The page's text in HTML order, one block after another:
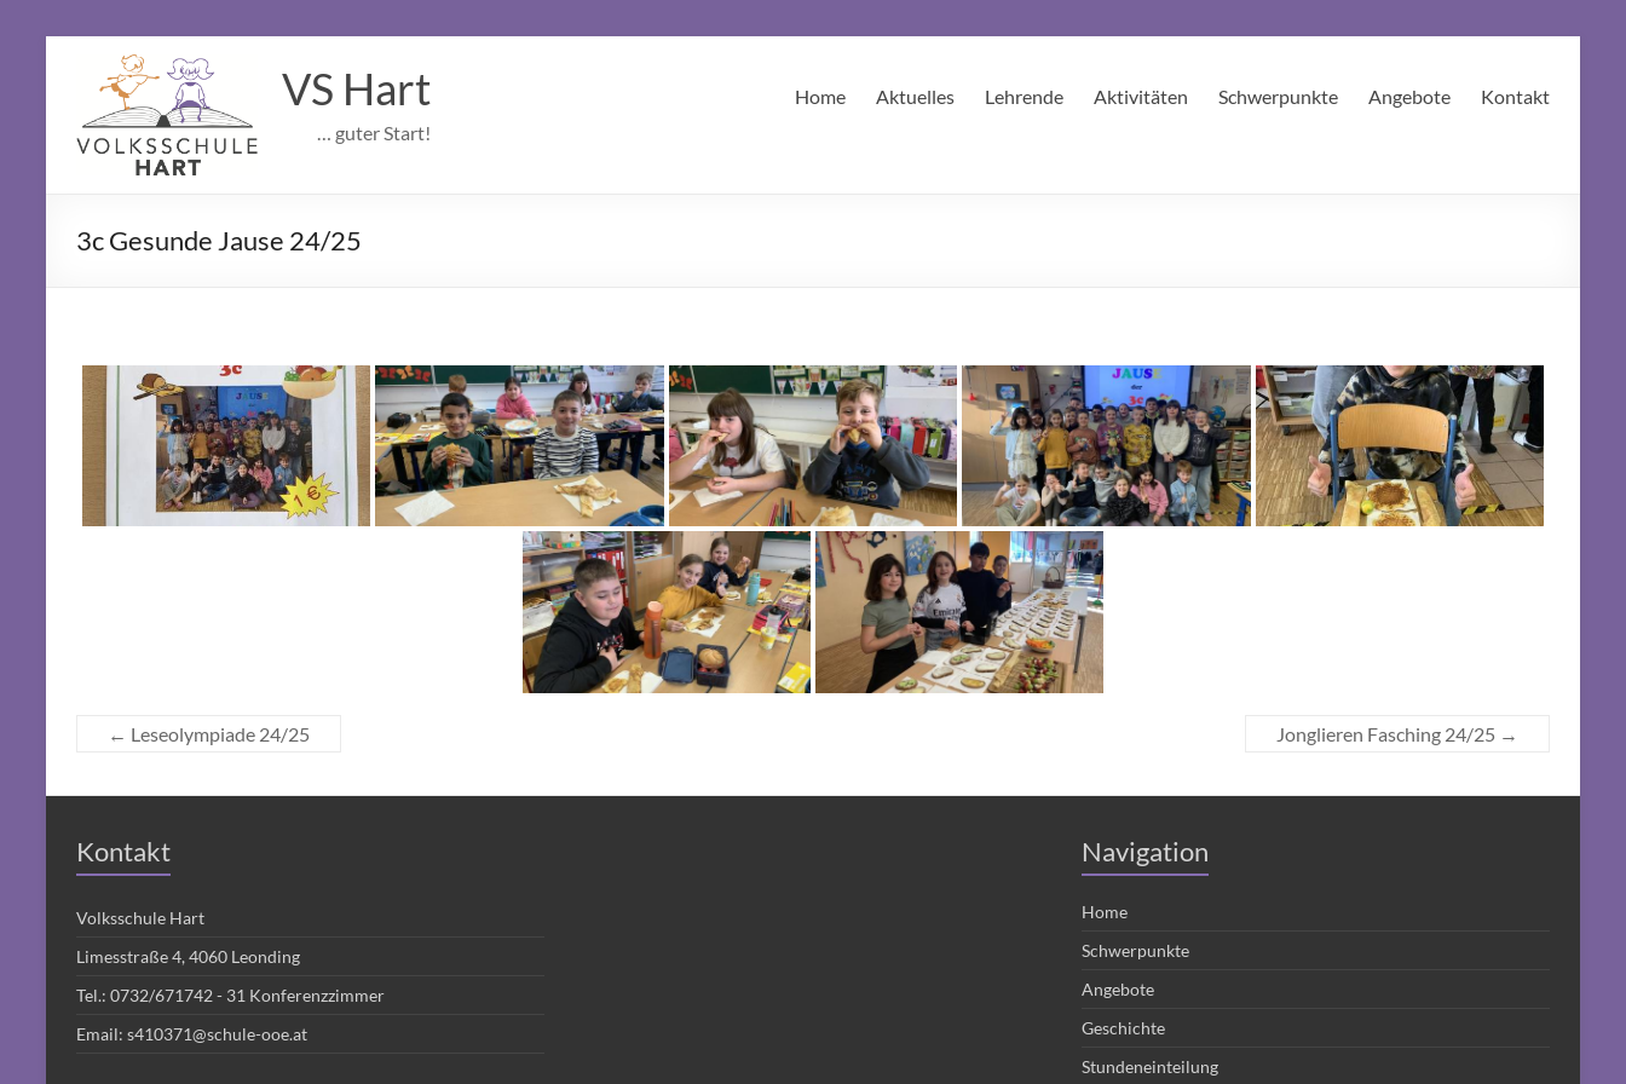
content
VS Hart
… guter Start!
Home Aktuelles Lehrende Aktivitäten Schwerpunkte Angebote Kontakt
3c Gesunde Jause 24/25
← Leseolympiade 24/25 Jonglieren Fasching 24/25 →
Kontakt
Volksschule Hart
Limesstraße 4, 4060 Leonding
Tel.: 0732/671742 - 31 Konferenzzimmer
Email: s410371@schule-ooe.at
Navigation
Home
Schwerpunkte
Angebote
Geschichte
Stundeneinteilung